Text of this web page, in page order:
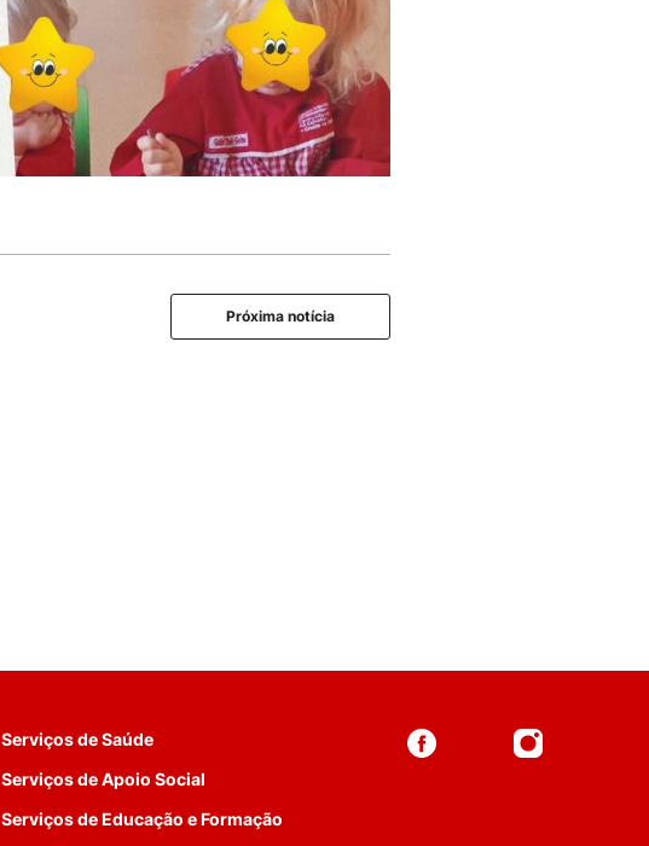
Próxima notícia
Serviços de Saúde
Serviços de Apoio Social
Serviços de Educação e Formação